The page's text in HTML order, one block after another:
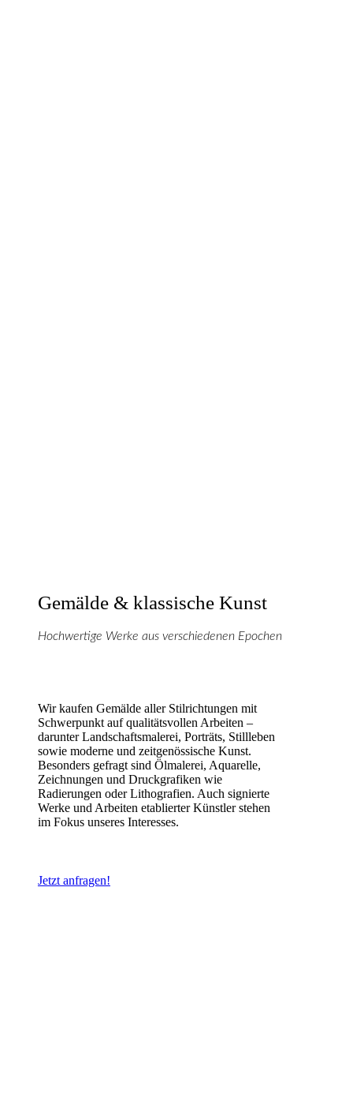
Gemälde & klassische Kunst
Hochwertige Werke aus verschiedenen Epochen
Wir kaufen Gemälde aller Stilrichtungen mit
Schwerpunkt auf qualitätsvollen Arbeiten –
darunter Landschaftsmalerei, Porträts, Stillleben
sowie moderne und zeitgenössische Kunst.
Besonders gefragt sind Ölmalerei, Aquarelle,
Zeichnungen und Druckgrafiken wie
Radierungen oder Lithografien. Auch signierte
Werke und Arbeiten etablierter Künstler stehen
im Fokus unseres Interesses.
Jetzt anfragen!